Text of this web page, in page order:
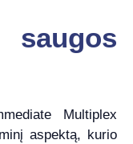
Multiplex
aspektą, kurio